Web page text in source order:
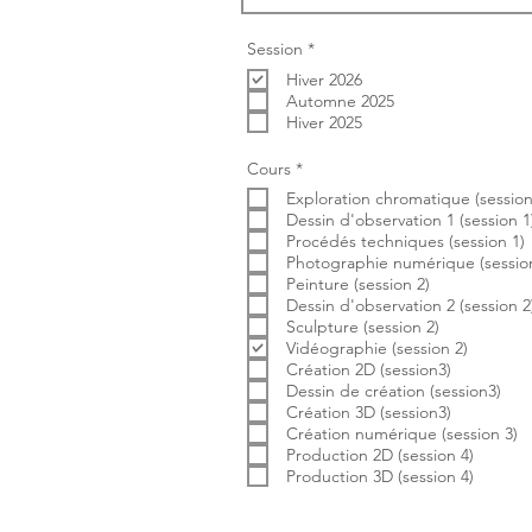
Session *O
l
i
g
a
r
e
Hiver 2026
Automne 2025
Hiver 2025
Cours *O
l
i
a
t
o
i
r
e
Exploration chromatique
Dessin d'observation 1 (session
Procédés techniques (session 1)
Photographie numérique
Peinture (session 2)
Dessin d'observation 2 (session
Sculpture (session 2)
Vidéographie (session 2)
Création 2D (session3)
Dessin de création (session3)
Création 3D (session3)
Création numérique (session 3)
Production 2D (session 4)
Production 3D (session 4)